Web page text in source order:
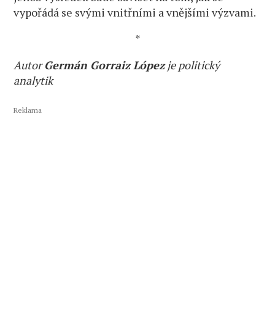
vypořádá se svými vnitřními a vnějšími výzvami.
*
AutorGermán Gorraiz Lópezje politický
analytik
Reklama